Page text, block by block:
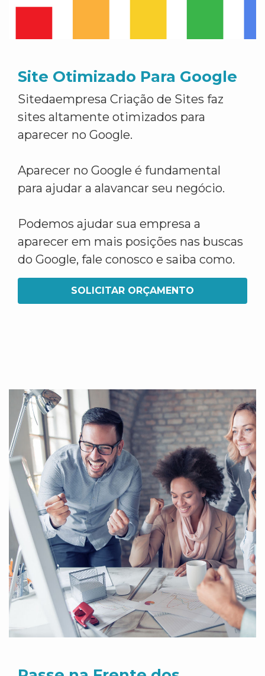
Site Otimizado Para Google
Sitedaempresa Criação de Sites faz
sites altamente otimizados para
aparecer no Google.
Aparecer no Google é fundamental
para ajudar a alavancar seu negócio.
Podemos ajudar sua empresa a
aparecer em mais posições nas buscas
do Google, fale conosco e saiba como.
SOLICITAR ORÇAMENTO